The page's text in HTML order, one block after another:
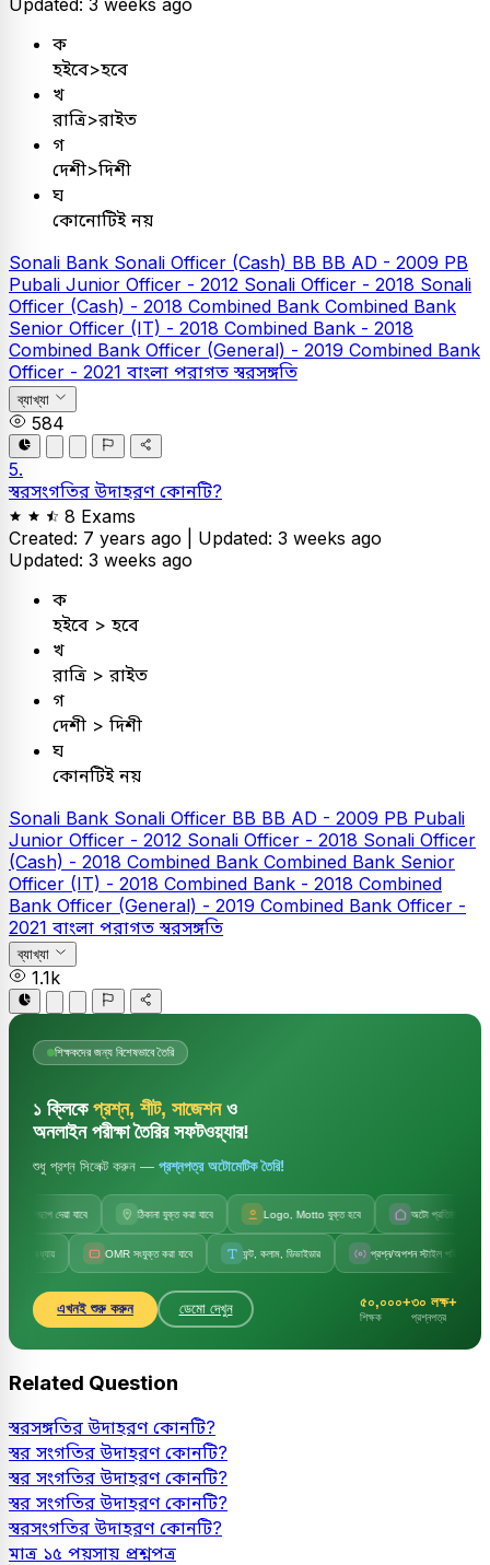
Updated: 3 weeks ago
ক
হইবে>হবে
খ
রাত্রি>রাইত
গ
দেশী>দিশী
ঘ
কোনোটিই নয়
Sonali Bank Sonali Officer (Cash) BB BB AD - 2009 PB
Pubali Junior Officer - 2012 Sonali Officer - 2018 Sonali
Officer (Cash) - 2018 Combined Bank Combined Bank
Senior Officer (IT) - 2018 Combined Bank - 2018
Combined Bank Officer (General) - 2019 Combined Bank
Officer - 2021 বাংলা পরাগত স্বরসঙ্গতি
ব্যাখ্যা
584
5.
স্বরসংগতির উদাহরণ কোনটি?
8 Exams
Created: 7 years ago | Updated: 3 weeks ago
Updated: 3 weeks ago
ক
হইবে > হবে
খ
রাত্রি > রাইত
গ
দেশী > দিশী
ঘ
কোনটিই নয়
Sonali Bank Sonali Officer BB BB AD - 2009 PB Pubali
Junior Officer - 2012 Sonali Officer - 2018 Sonali Officer
(Cash) - 2018 Combined Bank Combined Bank Senior
Officer (IT) - 2018 Combined Bank - 2018 Combined
Bank Officer (General) - 2019 Combined Bank Officer -
2021 বাংলা পরাগত স্বরসঙ্গতি
ব্যাখ্যা
1.1k
শিক্ষকদের জন্য বিশেষভাবে তৈরি
১ ক্লিকে প্রশ্ন, শীট, সাজেশনও
অনলাইন পরীক্ষা তৈরির সফটওয়্যার!
শুধু প্রশ্ন সিলেক্ট করুন — প্রশ্নপত্র অটোমেটিক তৈরি!
দেয়া যাবে ঠিকানা যুক্ত করা যাবে Logo, Motto যুক্ত হবে অটো প্রতিষ্ঠানের নাম
OMR সংযুক্ত করা যাবে ফন্ট, কলাম, ডিভাইডার প্রশ্ন/অপশন স্টাইল পরিবর্তন
এখনই শুরু করুন ডেমো দেখুন ৫০,০০০+
শিক্ষক
৩০ লক্ষ+
প্রশ্নপত্র
Related Question
স্বরসঙ্গতির উদাহরণ কোনটি?
স্বর সংগতির উদাহরণ কোনটি?
স্বর সংগতির উদাহরণ কোনটি?
স্বর সংগতির উদাহরণ কোনটি?
স্বরসংগতির উদাহরণ কোনটি?
মাত্র ১৫ পয়সায় প্রশ্নপত্র